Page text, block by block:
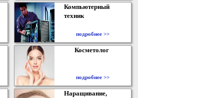
Компьютерный
техник
подробнее >>
Косметолог
подробнее >>
Наращивание,